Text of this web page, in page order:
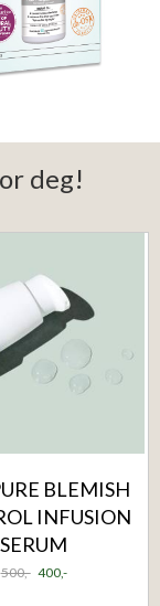
deg!
BLEMISH
INFUSION
SERUM
500,- 400,-